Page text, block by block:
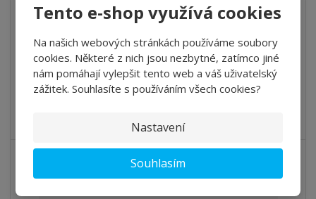
Tento e-shop využívá cookies
Na našich webových stránkách používáme soubory
cookies. Některé z nich jsou nezbytné, zatímco jiné
nám pomáhají vylepšit tento web a váš uživatelský
zážitek. Souhlasíte s používáním všech cookies?
Nastavení
Souhlasím
500,00 Kč bez DPH
SKLADEM 3 KS
-